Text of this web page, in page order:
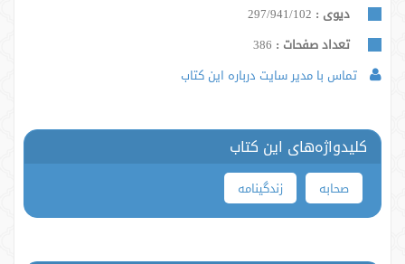
دیوی : 297/941/102
تعداد صفحات :
تماس با مدیر سایت درباره این کتاب
کلیدواژه‌های این کتاب
صحابه زندگینامه